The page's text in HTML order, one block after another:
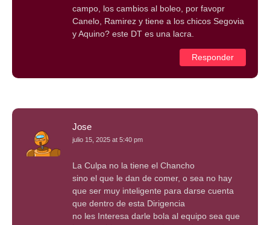
campo, los cambios al boleo, por favopr
Canelo, Ramirez y tiene a los chicos Segovia
y Aquino? este DT es una lacra.
Responder
Jose
julio 15, 2025 at 5:40 pm
La Culpa no la tiene el Chancho
sino el que le dan de comer, o sea no hay
que ser muy inteligente para darse cuenta
que dentro de esta Dirigencia
no les Interesa darle bola al equipo sea que